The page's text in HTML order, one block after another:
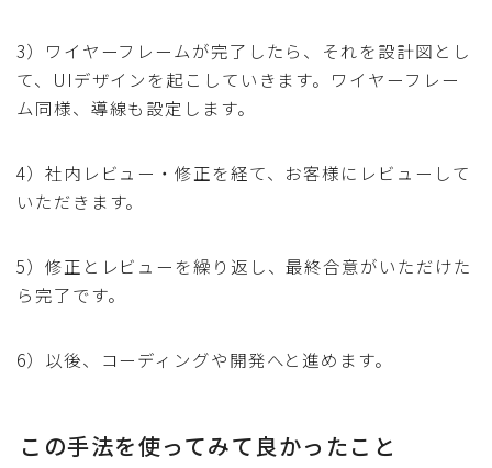
3）ワイヤーフレームが完了したら、それを設計図とし
て、UIデザインを起こしていきます。ワイヤーフレー
ム同様、導線も設定します。
4）社内レビュー・修正を経て、お客様にレビューして
いただきます。
5）修正とレビューを繰り返し、最終合意がいただけた
ら完了です。
6）以後、コーディングや開発へと進めます。
この手法を使ってみて良かったこと